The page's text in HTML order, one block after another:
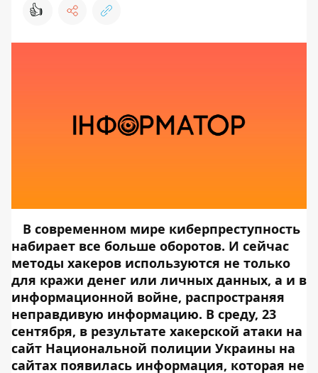
👍
В современном мире киберпреступность
набирает все больше оборотов. И сейчас
методы хакеров используются не только
для кражи денег или личных данных, а и в
информационной войне, распространяя
неправдивую информацию. В среду, 23
сентября, в результате хакерской атаки на
сайт Национальной полиции Украины на
сайтах появилась информация, которая не